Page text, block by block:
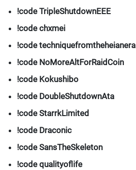
!code TripleShutdownEEE
!code chxmei
!code techniquefromtheheianera
!code NoMoreAltForRaidCoin
!code Kokushibo
!code DoubleShutdownAta
!code StarrkLimited
!code Draconic
!code SansTheSkeleton
!code qualityoflife